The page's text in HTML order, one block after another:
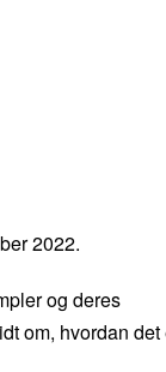
2022.
og deres
om, hvordan det